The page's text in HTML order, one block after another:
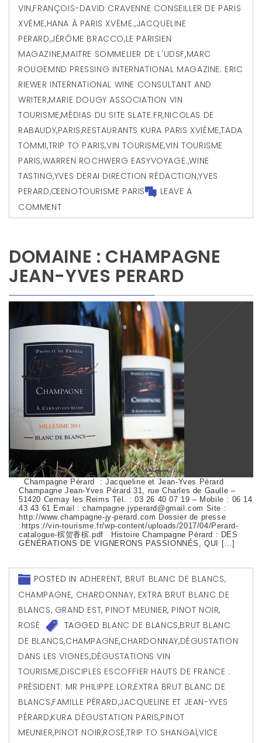
VIN,FRANÇOIS-DAVID CRAVENNE CONSEILLER DE PARIS
XVÈME,HANA À PARIS XVÈME.,JACQUELINE
PERARD,JÉRÔME BRACCO,LE PARISIEN
MAGAZINE,MAITRE SOMMELIER DE L'UDSF,MARC
ROUGEMND PRESSING INTERNATIONAL MAGAZINE. ERIC
RIEWER INTERNATIONAL WINE CONSULTANT AND
WRITER,MARIE DOUGY ASSOCIATION VIN
TOURISME,MÉDIAS DU SITE SLATE.FR,NICOLAS DE
RABAUDY,PARIS,RESTAURANTS KURA PARIS XVIÈME,TADA
TOMMI,TRIP TO PARIS,VIN TOURISME,VIN TOURISME
PARIS,WARREN ROCHWERG EASYVOYAGE.,WINE
TASTING,YVES DERAI DIRECTION RÉDACTION,YVES
PERARD,ŒENOTOURISME PARIS
LEAVE A
COMMENT
DOMAINE : CHAMPAGNE
JEAN-YVES PERARD
Champagne Pérard : Jacqueline et Jean-Yves Pérard
Champagne Jean-Yves Pérard 31, rue Charles de Gaulle –
51420 Cernay les Reims Tél. : 03 26 40 07 19 – Mobile : 06 14
43 43 61 Email : champagne.jyperard@gmail.com Site :
http://www.champagne-jy-perard.com Dossier de presse
:https://vin-tourisme.fr/wp-content/uploads/2017/04/Perard-
catalogue-槟贺香槟.pdf Histoire Champagne Pérard : DES
GÉNÉRATIONS DE VIGNERONS PASSIONNÉS, QUI […]
POSTED IN ADHERENT, BRUT BLANC DE BLANCS,
CHAMPAGNE, CHARDONNAY, EXTRA BRUT BLANC DE
BLANCS, GRAND EST, PINOT MEUNIER, PINOT NOIR,
ROSÉ
TAGGED BLANC DE BLANCS,BRUT BLANC
DE BLANCS,CHAMPAGNE,CHARDONNAY,DÉGUSTATION
DANS LES VIGNES,DÉGUSTATIONS VIN
TOURISME,DISCIPLES ESCOFFIER HAUTS DE FRANCE :
PRÉSIDENT: MR PHILIPPE LOR,EXTRA BRUT BLANC DE
BLANCS,FAMILLE PÉRARD,JACQUELINE ET JEAN-YVES
PÉRARD,KURA DÉGUSTATION PARIS,PINOT
MEUNIER,PINOT NOIR,ROSÉ,TRIP TO SHANGAÏ,VICE